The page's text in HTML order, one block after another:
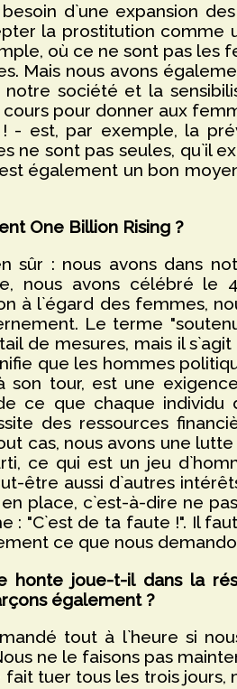
d`une expansion
la prostitution comme
où ce ne sont pas les
Mais nous avons
société et la
pour donner aux
! - est, par exemple, la
ne sont pas seules, qu`il
également un bon
One Billion Rising ?
sûr : nous avons dans
nous avons célébré le
à l`égard des femmes,
Le terme
de mesures, mais il
que les hommes
son tour, est une
ce que chaque
des ressources
cas, nous avons une
ce qui est un jeu
être aussi d`autres
place, c`est-à-dire ne
: "C`est de ta faute !". Il
ce que nous
honte joue-t-il dans la
également ?
tout à l`heure si
ne le faisons pas
fait tuer tous les trois